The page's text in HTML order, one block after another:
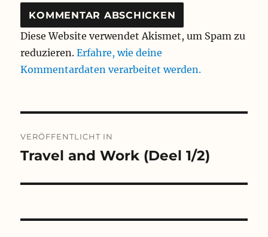
Diese Website verwendet Akismet, um Spam zu
reduzieren.Erfahre, wie deine
Kommentardaten verarbeitet werden.
VERÖFFENTLICHT IN
Travel and Work (Deel 1/2)